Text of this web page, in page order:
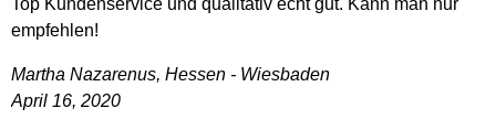
empfehlen!
Martha Nazarenus, Hessen - Wiesbaden
April 16, 2020